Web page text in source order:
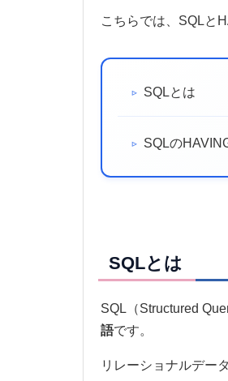
こちらでは、SQLと
SQLとは
SQLの
SQLとは
SQL（Structured
語です。
リレーショナルデー